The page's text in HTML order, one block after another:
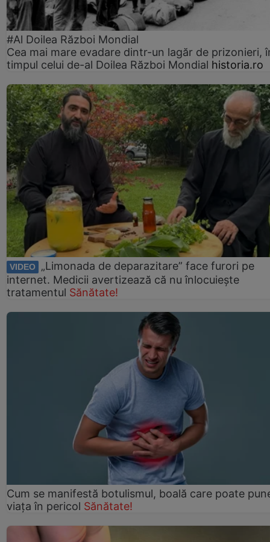
#Al Doilea Război Mondial
Cea mai mare evadare dintr-un lagăr de prizonieri,
timpul celui de-al Doilea Război Mondial historia.ro
VIDEO
„Limonada de deparazitare” face furori pe
internet. Medicii avertizează că nu înlocuiește
tratamentul Sănătate!
Cum se manifestă botulismul, boală care poate
viaţa în pericol Sănătate!